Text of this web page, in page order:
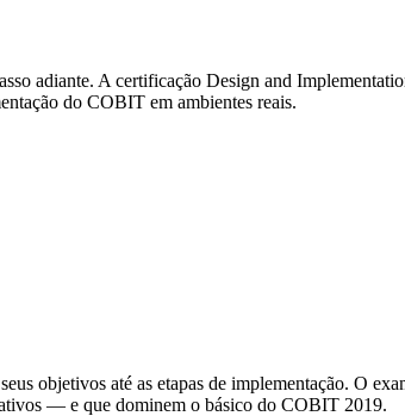
adiante. A certificação Design and
do COBIT em ambientes reais.
objetivos até as etapas de implementação. O
— e que dominem o básico do COBIT 2019.